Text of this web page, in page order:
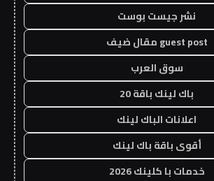
نشر جيست بوست
guest post مقال ضيف
سوق العرب
باك لينك باقة 20
اعلانات الباك لينك
أقوى باقة باك لينك
خدمات با كلينك 2026